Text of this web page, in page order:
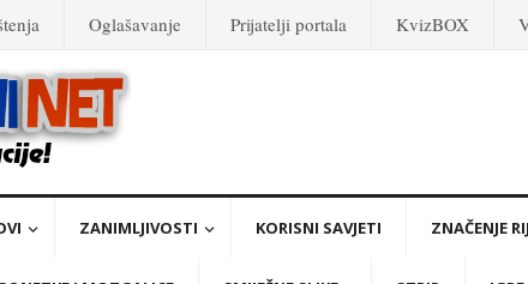
Oglašavanje Prijatelji portala KvizBOX
ZANIMLJIVOSTI KORISNI SAVJETI ZNAČENJE